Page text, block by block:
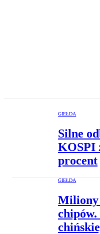
GIEŁDA
Silne
KOSPI
procent
GIEŁDA
Miliony